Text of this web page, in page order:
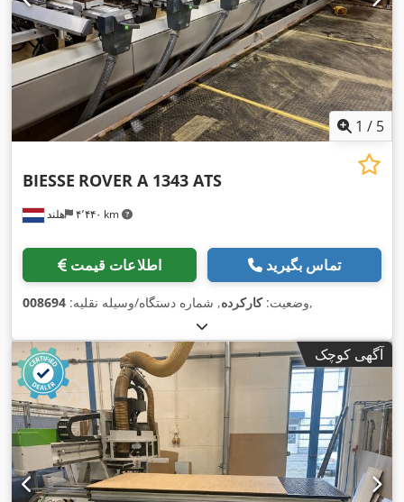
1 / 5
هلند ۴٬۴۴۰ km
BIESSE ROVER A 1343 ATS
اطلاعات قیمت تماس بگیرید
وضعیت:کارکرده, شماره دستگاه/وسیله نقلیه: 008694 ,
آگهی کوچک